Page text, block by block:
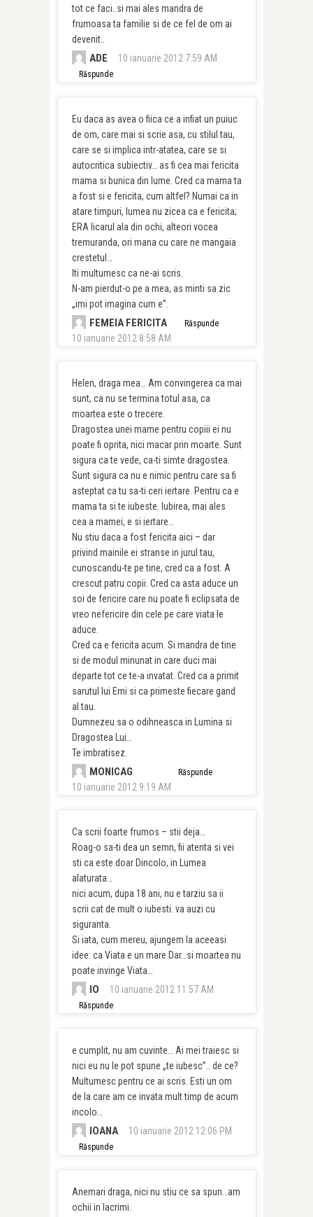
tot ce faci..si mai ales mandra de
frumoasa ta familie si de ce fel de om ai
devenit..
ADE 10 ianuarie 2012 7:59 AM
Răspunde
Eu daca as avea o fiica ce a infiat un puiuc
de om, care mai si scrie asa, cu stilul tau,
care se si implica intr-atatea, care se si
autocritica subiectiv… as fi cea mai fericita
mama si bunica din lume. Cred ca mama ta
a fost si e fericita, cum altfel? Numai ca in
atare timpuri, lumea nu zicea ca e fericita;
ERA licarul ala din ochi, alteori vocea
tremuranda, ori mana cu care ne mangaia
crestetul…
Iti multumesc ca ne-ai scris.
N-am pierdut-o pe a mea, as minti sa zic
„imi pot imagina cum e”.
FEMEIA FERICITA
10 ianuarie 2012 8:58 AM
Răspunde
Helen, draga mea… Am convingerea ca mai
sunt, ca nu se termina totul asa, ca
moartea este o trecere.
Dragostea unei mame pentru copiii ei nu
poate fi oprita, nici macar prin moarte. Sunt
sigura ca te vede, ca-ti simte dragostea.
Sunt sigura ca nu e nimic pentru care sa fi
asteptat ca tu sa-ti ceri iertare. Pentru ca e
mama ta si te iubeste. Iubirea, mai ales
cea a mamei, e si iertare…
Nu stiu daca a fost fericita aici – dar
privind mainile ei stranse in jurul tau,
cunoscandu-te pe tine, cred ca a fost. A
crescut patru copii. Cred ca asta aduce un
soi de fericire care nu poate fi eclipsata de
vreo nefericire din cele pe care viata le
aduce.
Cred ca e fericita acum. Si mandra de tine
si de modul minunat in care duci mai
departe tot ce te-a invatat. Cred ca a primit
sarutul lui Emi si ca primeste fiecare gand
al tau.
Dumnezeu sa o odihneasca in Lumina si
Dragostea Lui…
Te imbratisez.
MONICAG
10 ianuarie 2012 9:19 AM
Răspunde
Ca scrii foarte frumos – stii deja…
Roag-o sa-ti dea un semn, fii atenta si vei
sti ca este doar Dincolo, in Lumea
alaturata…
nici acum, dupa 18 ani, nu e tarziu sa ii
scrii cat de mult o iubesti. va auzi cu
siguranta.
Si iata, cum mereu, ajungem la aceeasi
idee: ca Viata e un mare Dar…si moartea nu
poate invinge Viata…
IO 10 ianuarie 2012 11:57 AM
Răspunde
e cumplit, nu am cuvinte… Ai mei traiesc si
nici eu nu le pot spune „te iubesc”.. de ce?
Multumesc pentru ce ai scris. Esti un om
de la care am ce invata mult timp de acum
incolo…
IOANA 10 ianuarie 2012 12:06 PM
Răspunde
Anemari draga, nici nu stiu ce sa spun…am
ochii in lacrimi.